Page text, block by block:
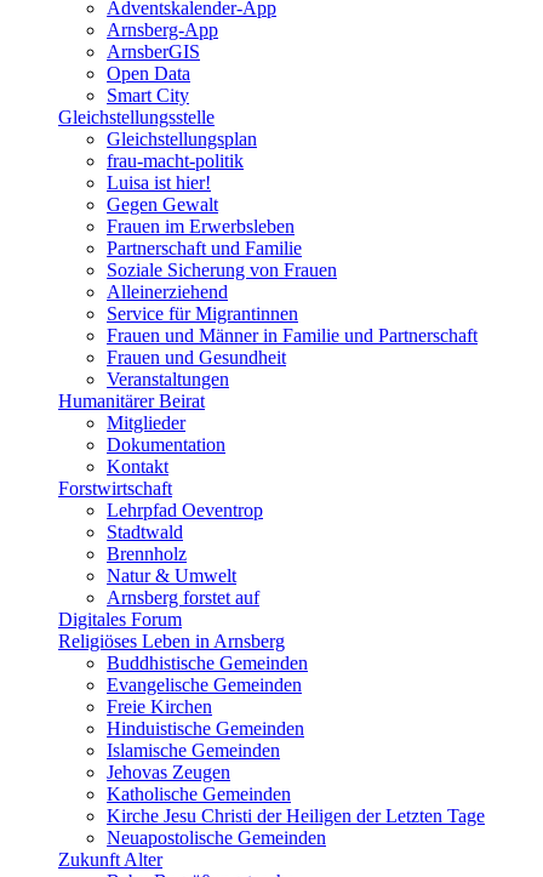
Adventskalender-App
Arnsberg-App
ArnsberGIS
Open Data
Smart City
Gleichstellungsstelle
Gleichstellungsplan
frau-macht-politik
Luisa ist hier!
Gegen Gewalt
Frauen im Erwerbsleben
Partnerschaft und Familie
Soziale Sicherung von Frauen
Alleinerziehend
Service für Migrantinnen
Frauen und Männer in Familie und Partnerschaft
Frauen und Gesundheit
Veranstaltungen
Humanitärer Beirat
Mitglieder
Dokumentation
Kontakt
Forstwirtschaft
Lehrpfad Oeventrop
Stadtwald
Brennholz
Natur & Umwelt
Arnsberg forstet auf
Digitales Forum
Religiöses Leben in Arnsberg
Buddhistische Gemeinden
Evangelische Gemeinden
Freie Kirchen
Hinduistische Gemeinden
Islamische Gemeinden
Jehovas Zeugen
Katholische Gemeinden
Kirche Jesu Christi der Heiligen der Letzten Tage
Neuapostolische Gemeinden
Zukunft Alter